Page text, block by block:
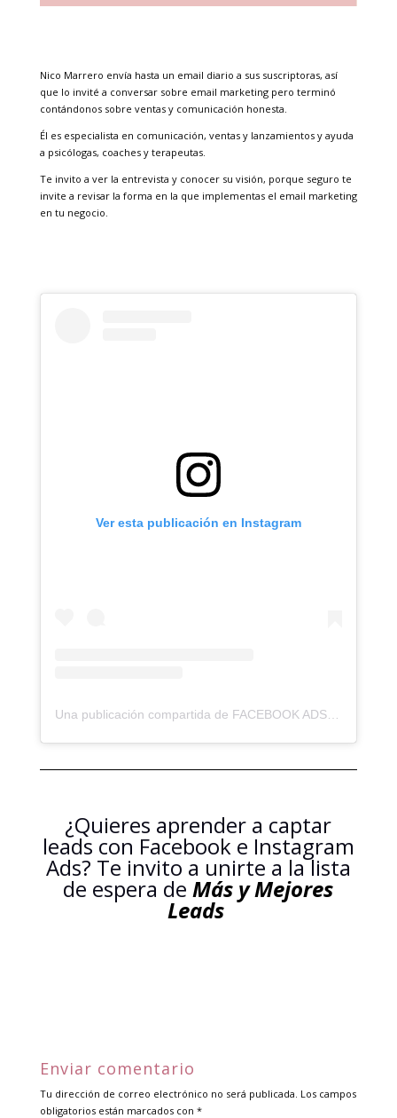
Nico Marrero envía hasta un email diario a sus suscriptoras, así
que lo invité a conversar sobre email marketing pero terminó
contándonos sobre ventas y comunicación honesta.
Él es especialista en comunicación, ventas y lanzamientos y ayuda
a psicólogas, coaches y terapeutas.
Te invito a ver la entrevista y conocer su visión, porque seguro te
invite a revisar la forma en la que implementas el email marketing
en tu negocio.
Ver esta publicación en Instagram
Una publicación compartida de FACEBOOK ADS•INSTAGRAM ADS (@soydanielaramirezg)
¿Quieres aprender a captar
leads con Facebook e Instagram
Ads? Te invito a unirte a la lista
de espera deMás y Mejores
Leads
Enviar comentario
Tu dirección de correo electrónico no será publicada. Los campos
obligatorios están marcados con *